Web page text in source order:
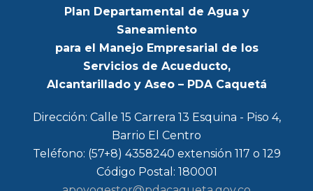
Plan Departamental de Agua y
Saneamiento
para el Manejo Empresarial de los
Servicios de Acueducto,
Alcantarillado y Aseo – PDA Caquetá
Dirección: Calle 15 Carrera 13 Esquina - Piso 4,
Barrio El Centro
Teléfono: (57+8) 4358240 extensión 117 o 129
Código Postal: 180001